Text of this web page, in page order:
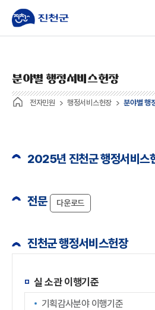
전자민원 행정서비스헌장 분야별 행
분야별 행정서비스헌장
2025년 진천군 행정서비스
전문 다운로드
진천군 행정서비스헌장
실 소관 이행기준
기획감사분야 이행기준